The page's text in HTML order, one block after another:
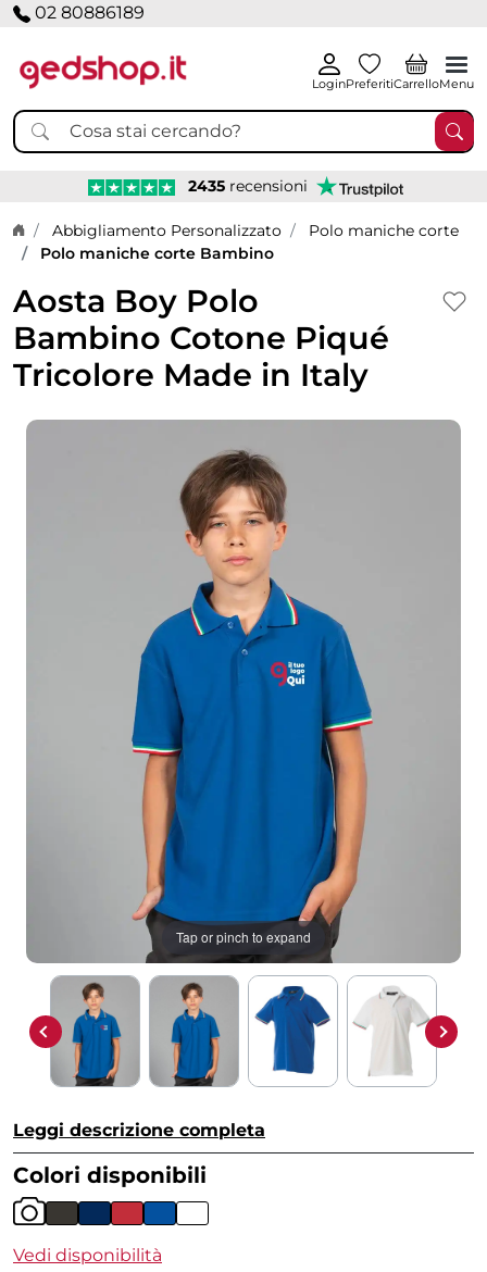
02 80886189
LoginPreferitiCarrelloMenu
2435 recensioni
Home page
Abbigliamento Personalizzato
Polo maniche corte
Polo maniche corte Bambino
Aosta Boy Polo
Bambino Cotone Piqué
Tricolore Made in Italy
Tap or pinch to expand
Leggi descrizione completa
Colori disponibili
Vedi disponibilità